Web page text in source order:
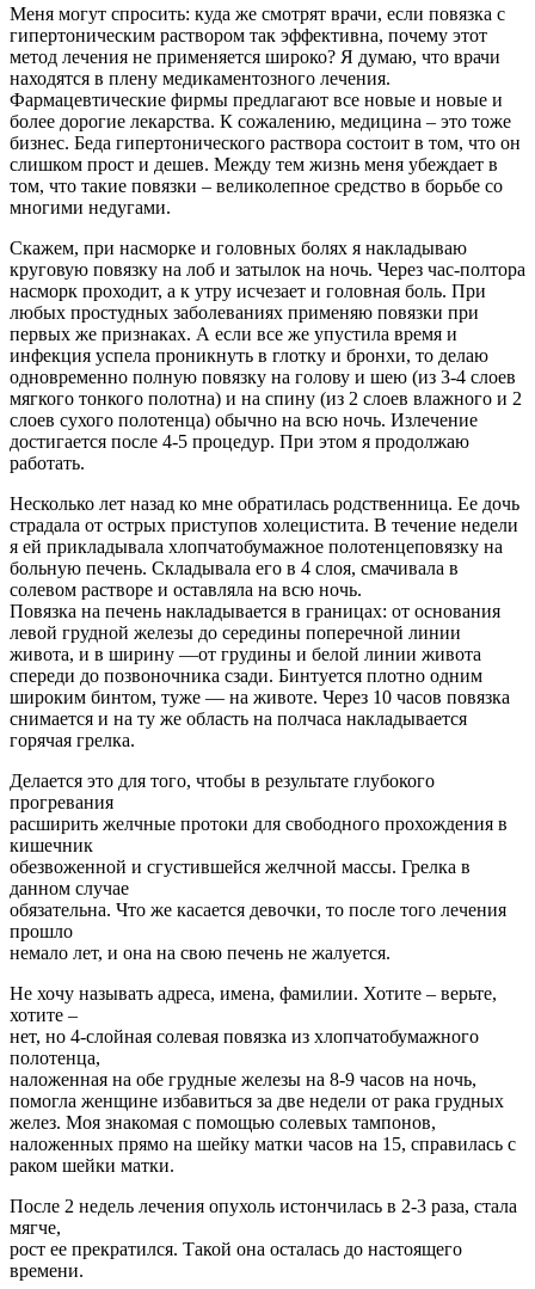
Меня могут спросить: куда же смотрят врачи, если повязка с
гипертоническим раствором так эффективна, почему этот
метод лечения не применяется широко? Я думаю, что врачи
находятся в плену медикаментозного лечения.
Фармацевтические фирмы предлагают все новые и новые и
более дорогие лекарства. К сожалению, медицина – это тоже
бизнес. Беда гипертонического раствора состоит в том, что он
слишком прост и дешев. Между тем жизнь меня убеждает в
том, что такие повязки – великолепное средство в борьбе со
многими недугами.
Скажем, при насморке и головных болях я накладываю
круговую повязку на лоб и затылок на ночь. Через час-полтора
насморк проходит, а к утру исчезает и головная боль. При
любых простудных заболеваниях применяю повязки при
первых же признаках. А если все же упустила время и
инфекция успела проникнуть в глотку и бронхи, то делаю
одновременно полную повязку на голову и шею (из 3-4 слоев
мягкого тонкого полотна) и на спину (из 2 слоев влажного и 2
слоев сухого полотенца) обычно на всю ночь. Излечение
достигается после 4-5 процедур. При этом я продолжаю
работать.
Несколько лет назад ко мне обратилась родственница. Ее дочь
страдала от острых приступов холецистита. В течение недели
я ей прикладывала хлопчатобумажное полотенцеповязку на
больную печень. Складывала его в 4 слоя, смачивала в
солевом растворе и оставляла на всю ночь.
Повязка на печень накладывается в границах: от основания
левой грудной железы до середины поперечной линии
живота, и в ширину —от грудины и белой линии живота
спереди до позвоночника сзади. Бинтуется плотно одним
широким бинтом, туже — на животе. Через 10 часов повязка
снимается и на ту же область на полчаса накладывается
горячая грелка.
Делается это для того, чтобы в результате глубокого
прогревания
расширить желчные протоки для свободного прохождения в
кишечник
обезвоженной и сгустившейся желчной массы. Грелка в
данном случае
обязательна. Что же касается девочки, то после того лечения
прошло
немало лет, и она на свою печень не жалуется.
Не хочу называть адреса, имена, фамилии. Хотите – верьте,
хотите –
нет, но 4-слойная солевая повязка из хлопчатобумажного
полотенца,
наложенная на обе грудные железы на 8-9 часов на ночь,
помогла женщине избавиться за две недели от рака грудных
желез. Моя знакомая с помощью солевых тампонов,
наложенных прямо на шейку матки часов на 15, справилась с
раком шейки матки.
После 2 недель лечения опухоль истончилась в 2-3 раза, стала
мягче,
рост ее прекратился. Такой она осталась до настоящего
времени.